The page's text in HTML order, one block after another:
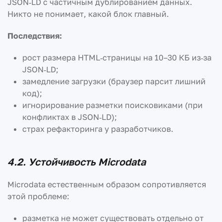
Никто не понимает, какой блок главный.
Последствия:
рост размера HTML‑страницы на 10–30 КБ из‑за
JSON‑LD;
замедление загрузки (браузер парсит лишний
код);
игнорирование разметки поисковиками (при
конфликтах в JSON‑LD);
страх рефакторинга у разработчиков.
4.2. Устойчивость Microdata
Microdata естественным образом сопротивляется
этой проблеме:
разметка не может существовать отдельно от